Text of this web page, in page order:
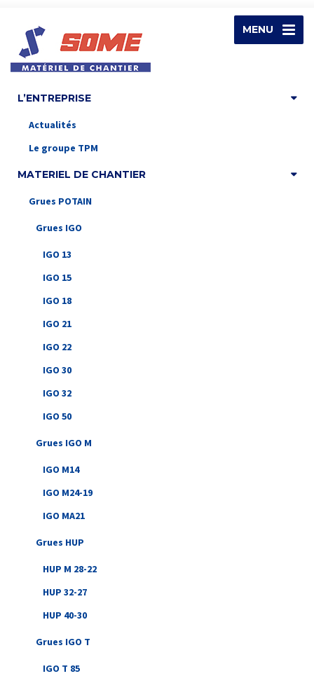
MENU
L’ENTREPRISE
Actualités
Le groupe TPM
MATERIEL DE CHANTIER
Grues POTAIN
Grues IGO
IGO 13
IGO 15
IGO 18
IGO 21
IGO 22
IGO 30
IGO 32
IGO 50
Grues IGO M
IGO M14
IGO M24-19
IGO MA21
Grues HUP
HUP M 28-22
HUP 32-27
HUP 40-30
Grues IGO T
IGO T 85